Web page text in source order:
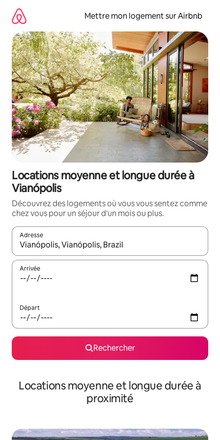
directement
contenu
Mettre mon logement sur Airbnb
Locations moyenne et longue durée à
Vianópolis
Découvrez des logements où vous vous sentez comme
chez vous pour un séjour d'un mois ou plus.
Adresse
Lorsque les résultats s'affichent, utilisez les flèches vers le
Arrivée
Départ
Rechercher
Locations moyenne et longue durée à
proximité